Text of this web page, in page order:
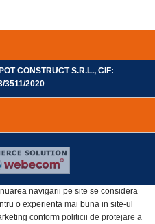
CONSTRUCT S.R.L., CIF:
3511/2020
navigarii pe site se considera
o experienta mai buna in site-ul
conform politicii de protejare a